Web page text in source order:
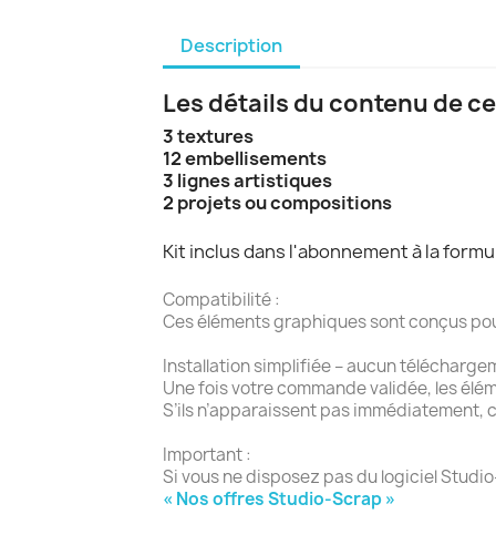
Description
Les détails du contenu de
3 textures
12 embellisements
3 lignes artistiques
2 projets ou compositions
Kit inclus dans l'abonnement à la
Compatibilité :
Ces éléments graphiques sont conçus
Installation simplifiée – aucun
Une fois votre commande validée, les
S’ils n’apparaissent pas
Important :
Si vous ne disposez pas du logiciel
« Nos offres Studio-Scrap »